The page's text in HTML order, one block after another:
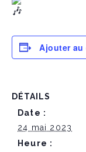
Ajouter
DÉTAILS
Date :
24 mai 2023
Heure :